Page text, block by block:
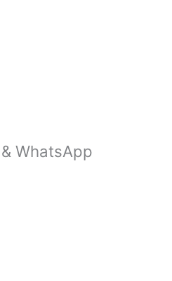
WhatsApp